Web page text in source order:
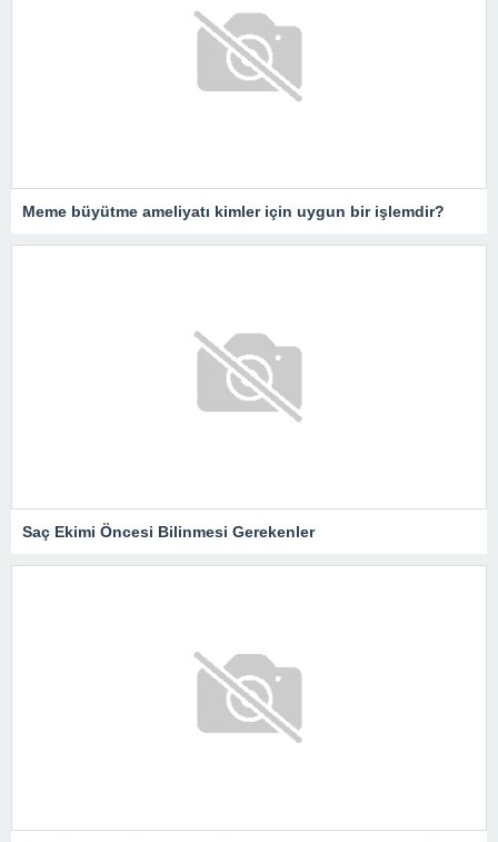
Meme büyütme ameliyatı kimler için uygun bir işlemdir?
Saç Ekimi Öncesi Bilinmesi Gerekenler